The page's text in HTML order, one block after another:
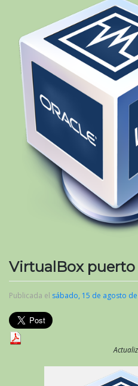
VirtualBox puerto
Publicada el sábado, 15 de agosto